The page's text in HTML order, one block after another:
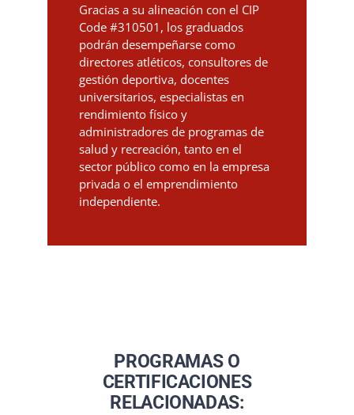
Gracias a su alineación con el CIP
Code #310501, los graduados
podrán desempeñarse como
directores atléticos, consultores de
gestión deportiva, docentes
universitarios, especialistas en
rendimiento físico y
administradores de programas de
salud y recreación, tanto en el
sector público como en la empresa
privada o el emprendimiento
independiente.
PROGRAMAS O
CERTIFICACIONES
RELACIONADAS: